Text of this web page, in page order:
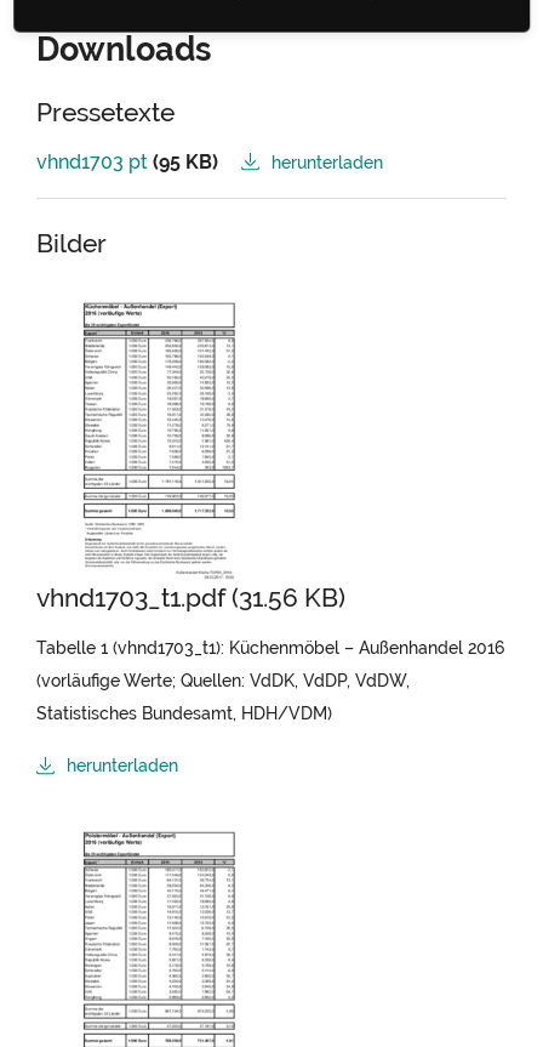
Downloads
Pressetexte
vhnd1703 pt (95 KB) herunterladen
Bilder
vhnd1703_t1.pdf (31.56 KB)
Tabelle 1 (vhnd1703_t1): Küchenmöbel – Außenhandel 2016
(vorläufige Werte; Quellen: VdDK, VdDP, VdDW,
Statistisches Bundesamt, HDH/VDM)
herunterladen